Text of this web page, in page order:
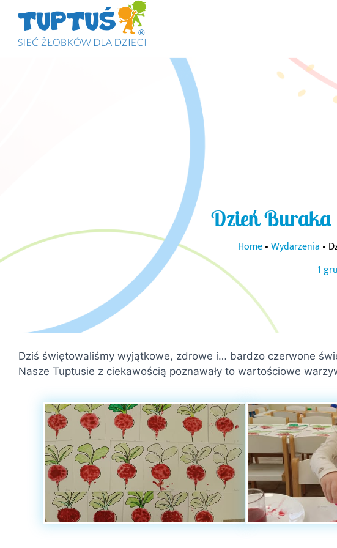
Dzień Buraka
Home•Wydarzenia •
1
Dziś świętowaliśmy wyjątkowe, zdrowe i… bardzo czerwone
Nasze Tuptusie z ciekawością poznawały to wartościowe